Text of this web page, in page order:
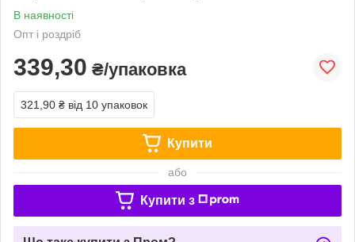
В наявності
Опт і роздріб
339,30 ₴/упаковка
321,90 ₴ від 10 упаковок
Купити
або
Купити з